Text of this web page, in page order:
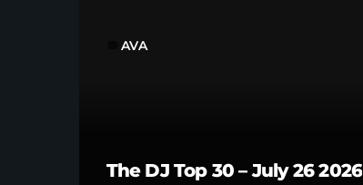
AVA
The DJ Top 30 – July 26 2026